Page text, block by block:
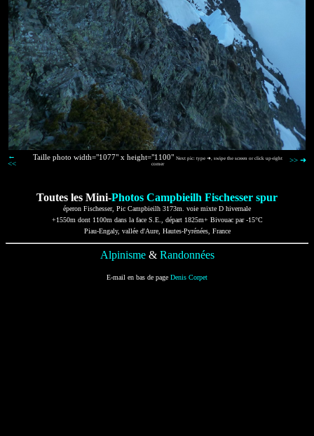
←
<<
Taille photo width="1077" x height="1100" Next pic: type ➜, swipe the screen or click up-right
corner
>> ➜
Toutes les Mini-Photos Campbieilh Fischesser spur
éperon Fischesser, Pic Campbieilh 3173m. voie mixte D hivernale
+1550m dont 1100m dans la face S.E., départ 1825m+ Bivouac par -15°C
Piau-Engaly, vallée d'Aure, Hautes-Pyrénées, France
Alpinisme& Randonnées
E-mail en bas de page Denis Corpet